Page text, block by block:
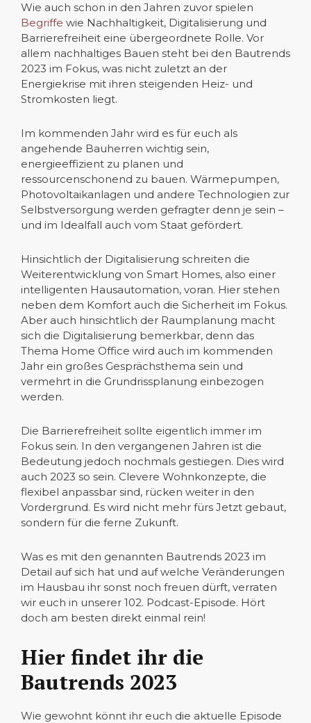
Wie auch schon in den Jahren zuvor spielen
Begriffe wie Nachhaltigkeit, Digitalisierung und
Barrierefreiheit eine übergeordnete Rolle. Vor
allem nachhaltiges Bauen steht bei den Bautrends
2023 im Fokus, was nicht zuletzt an der
Energiekrise mit ihren steigenden Heiz- und
Stromkosten liegt.
Im kommenden Jahr wird es für euch als
angehende Bauherren wichtig sein,
energieeffizient zu planen und
ressourcenschonend zu bauen. Wärmepumpen,
Photovoltaikanlagen und andere Technologien zur
Selbstversorgung werden gefragter denn je sein –
und im Idealfall auch vom Staat gefördert.
Hinsichtlich der Digitalisierung schreiten die
Weiterentwicklung von Smart Homes, also einer
intelligenten Hausautomation, voran. Hier stehen
neben dem Komfort auch die Sicherheit im Fokus.
Aber auch hinsichtlich der Raumplanung macht
sich die Digitalisierung bemerkbar, denn das
Thema Home Office wird auch im kommenden
Jahr ein großes Gesprächsthema sein und
vermehrt in die Grundrissplanung einbezogen
werden.
Die Barrierefreiheit sollte eigentlich immer im
Fokus sein. In den vergangenen Jahren ist die
Bedeutung jedoch nochmals gestiegen. Dies wird
auch 2023 so sein. Clevere Wohnkonzepte, die
flexibel anpassbar sind, rücken weiter in den
Vordergrund. Es wird nicht mehr fürs Jetzt gebaut,
sondern für die ferne Zukunft.
Was es mit den genannten Bautrends 2023 im
Detail auf sich hat und auf welche Veränderungen
im Hausbau ihr sonst noch freuen dürft, verraten
wir euch in unserer 102. Podcast-Episode. Hört
doch am besten direkt einmal rein!
Hier findet ihr die
Bautrends 2023
Wie gewohnt könnt ihr euch die aktuelle Episode